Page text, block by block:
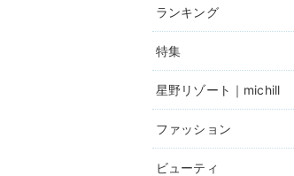
ランキング
特集
星野リゾート｜michill
ファッション
ビューティ